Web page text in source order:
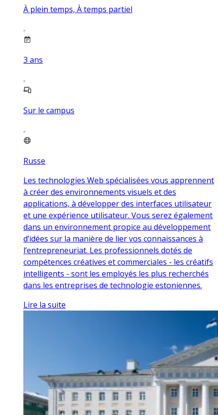
À plein temps, À temps partiel
3 ans
Sur le campus
Russe
Les technologies Web spécialisées vous apprennent
à créer des environnements visuels et des
applications, à développer des interfaces utilisateur
et une expérience utilisateur. Vous serez également
dans un environnement propice au développement
d’idées sur la manière de lier vos connaissances à
l’entrepreneuriat. Les professionnels dotés de
compétences créatives et commerciales - les créatifs
intelligents - sont les employés les plus recherchés
dans les entreprises de technologie estoniennes.
Lire la suite